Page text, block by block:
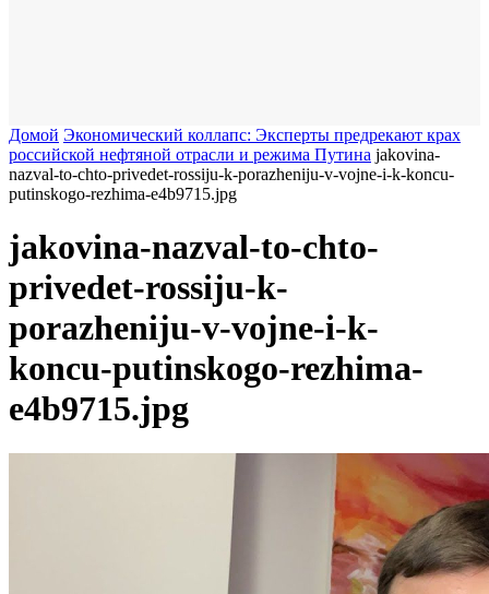
Домой Экономический коллапс: Эксперты предрекают крах
российской нефтяной отрасли и режима Путина jakovina-
nazval-to-chto-privedet-rossiju-k-porazheniju-v-vojne-i-k-koncu-
putinskogo-rezhima-e4b9715.jpg
jakovina-nazval-to-chto-
privedet-rossiju-k-
porazheniju-v-vojne-i-k-
koncu-putinskogo-rezhima-
e4b9715.jpg